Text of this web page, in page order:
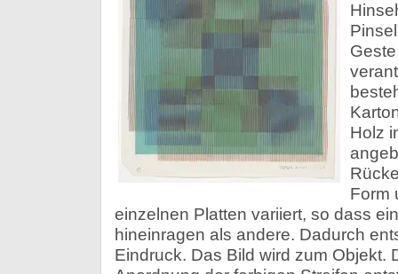
Holz
Form
einzelnen Platten variiert, so dass
hineinragen als andere. Dadurch
Eindruck. Das Bild wird zum Objekt.